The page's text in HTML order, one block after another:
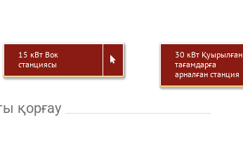
15 кВт Вок
станциясы
30 кВт Қуырылған
тағамдарға
арналған станция
қорғау